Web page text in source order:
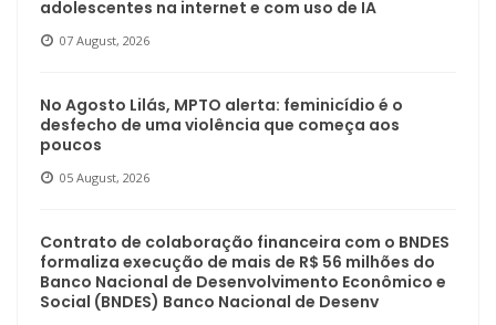
adolescentes na internet e com uso de IA
07 August, 2026
No Agosto Lilás, MPTO alerta: feminicídio é o
desfecho de uma violência que começa aos
poucos
05 August, 2026
Contrato de colaboração financeira com o BNDES
formaliza execução de mais de R$ 56 milhões do
Banco Nacional de Desenvolvimento Econômico e
Social (BNDES) Banco Nacional de Desenv